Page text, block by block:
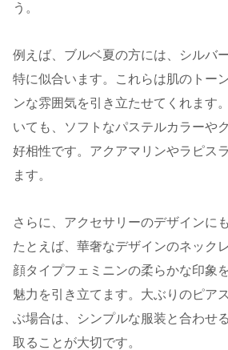
う。
例えば、ブルベ夏の方には、シルバ
特に似合います。これらは肌のトー
ンな雰囲気を引き立たせてくれます
いても、ソフトなパステルカラーや
好相性です。アクアマリンやラピス
ます。
さらに、アクセサリーのデザインに
たとえば、華奢なデザインのネック
顔タイプフェミニンの柔らかな印象
魅力を引き立てます。大ぶりのピア
ぶ場合は、シンプルな服装と合わせ
取ることが大切です。